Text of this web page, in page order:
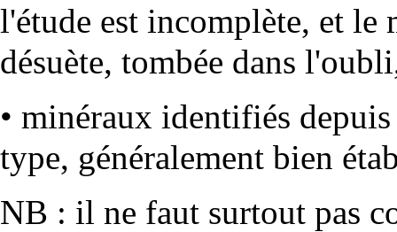
l'étude est incomplète, et
désuète, tombée dans
• minéraux identifiés
type, généralement bien
NB : il ne faut surtout pas